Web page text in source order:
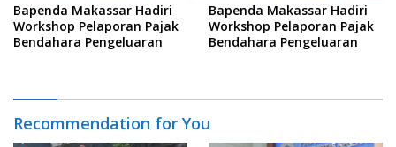
Bapenda Makassar Hadiri
Workshop Pelaporan Pajak
Bendahara Pengeluaran
Bapenda Makassar Hadiri
Workshop Pelaporan Pajak
Bendahara Pengeluaran
Recommendation for You